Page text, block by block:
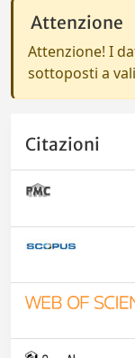
Attenzione
Attenzione! I
sottoposti a
Citazioni